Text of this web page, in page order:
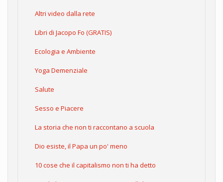
Altri video dalla rete
Libri di Jacopo Fo (GRATIS)
Ecologia e Ambiente
Yoga Demenziale
Salute
Sesso e Piacere
La storia che non ti raccontano a scuola
Dio esiste, il Papa un po' meno
10 cose che il capitalismo non ti ha detto